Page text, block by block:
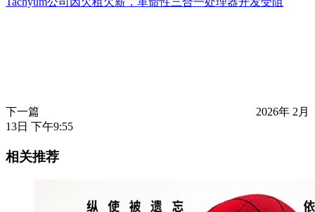
下一篇
2026年 2月
13日 下午9:55
相关推荐